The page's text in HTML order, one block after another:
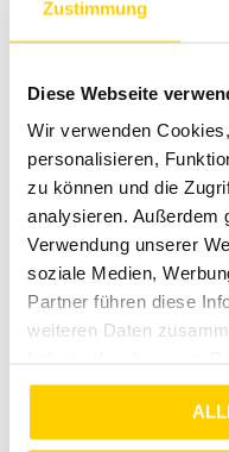
Zustimmung
Diese Webseite
Wir verwenden
personalisieren,
zu können und die
analysieren. Außerdem
Verwendung unserer
soziale Medien,
Partner führen diese
weiteren Daten
gesammelt haben.
STREET ONE STUDIO
€ 99